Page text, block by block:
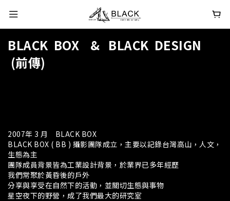
BLACK BOX & BLACK DESIGN
(前傳)
2007年 3 月 BLACK BOX
BLACK BOX ( BB ) 攝影團隊成立，主要以記錄台灣高山，人文，
生態為主
團隊成員背景皆為工業設計背景，於業界已多年經歷
我們常聚於黃昏後的戶外
分享與享受在自然下的活動，並關切生態與事物
星空夜下的野營，成了我們最大的研究室